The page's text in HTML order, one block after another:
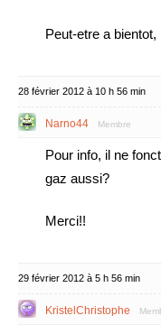
Peut-etre a bientot,
28 février 2012 à 10 h 56 min
Narno44 Membre
Pour info, il ne
gaz aussi?
Merci!!
29 février 2012 à 5 h 56 min
KristelChristophe